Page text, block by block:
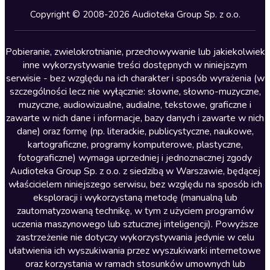
Kryminały
Lektury szkolne
Literatura anglojęzyczna
Literatura faktu
Literatura obyczajowa
Literatura piękna obca
Literatura piękna polska
Nagrania relaksacyjne
Nauka języków
Nauki humanistyczne
Podcasty i audycje
Polityka
Prasa
Copyright © 2008-2026 Audioteka Group Sp. z o.o.
Pobieranie, zwielokrotnianie, przechowywanie lub jakiekolwiek
inne wykorzystywanie treści dostępnych w niniejszym
serwisie - bez względu na ich charakter i sposób wyrażenia (w
szczególności lecz nie wyłącznie: słowne, słowno-muzyczne,
muzyczne, audiowizualne, audialne, tekstowe, graficzne i
zawarte w nich dane i informacje, bazy danych i zawarte w nich
dane) oraz formę (np. literackie, publicystyczne, naukowe,
kartograficzne, programy komputerowe, plastyczne,
fotograficzne) wymaga uprzedniej i jednoznacznej zgody
Audioteka Group Sp. z o.o. z siedzibą w Warszawie, będącej
właścicielem niniejszego serwisu, bez względu na sposób ich
eksploracji i wykorzystaną metodę (manualną lub
zautomatyzowaną technikę, w tym z użyciem programów
uczenia maszynowego lub sztucznej inteligencji). Powyższe
zastrzeżenie nie dotyczy wykorzystywania jedynie w celu
ułatwienia ich wyszukiwania przez wyszukiwarki internetowe
oraz korzystania w ramach stosunków umownych lub